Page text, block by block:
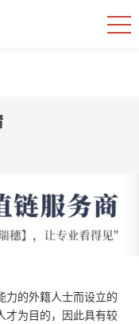
力的外籍人士而设立的
才为目的，因此具有较